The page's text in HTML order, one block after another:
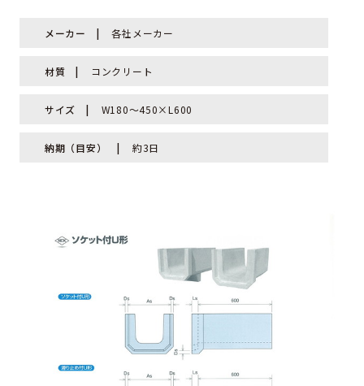
メーカー 各社メーカー
材質 コンクリート
サイズ W180～450×L600
納期（目安） 約3日